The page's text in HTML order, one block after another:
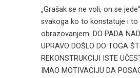
„Grašak se ne voli, on se
svakoga ko to konstatuje i to
obrazovanjem. DO PADA
UPRAVO DOŠLO DO TOGA
REKONSTRUKCIJI ISTE
IMAO MOTIVACIJU DA